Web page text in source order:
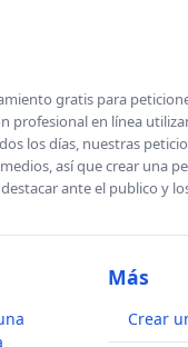
gratis para
profesional en línea
los días, nuestras
así que crear una
ante el publico y
Más
Crear